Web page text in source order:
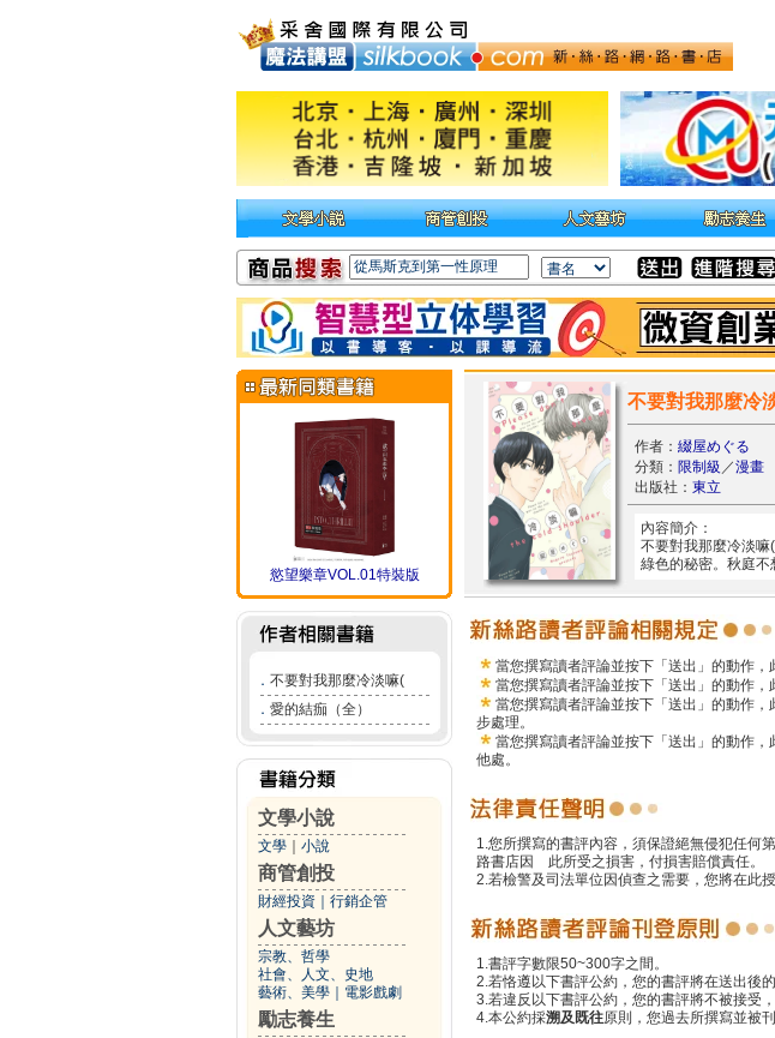
慾望樂章VOL.01特裝版
． 不要對我那麼冷淡嘛(
． 愛的結痂（全）
文學小說
文學 小說
商管創投
財經投資 行銷企管
人文藝坊
宗教、哲學
社會、人文、史地
藝術、美學
電影戲劇
勵志養生
不要對我那麼冷
作者： 綴屋めぐる
分類： 限制級 ／漫畫
出版社： 東立
內容簡介：
不要對我那麼冷淡嘛
綠色的秘密。秋庭
當您撰寫讀者評論並按下「送出」的動作，
當您撰寫讀者評論並按下「送出」的動作
當您撰寫讀者評論並按下「送出」的動作
步處理。
當您撰寫讀者評論並按下「送出」的動作
他處。
1.您所撰寫的書評內容，須保證絕無侵犯任何
路書店因 此所受之損害，付損害賠償責任。
2.若檢警及司法單位因偵查之需要，您將在此
1.書評字數限50~300字之間。
2.若恪遵以下書評公約，您的書評將在送出後
3.若違反以下書評公約，您的書評將不被接受
4.本公約採溯及既往原則，您過去所撰寫並被